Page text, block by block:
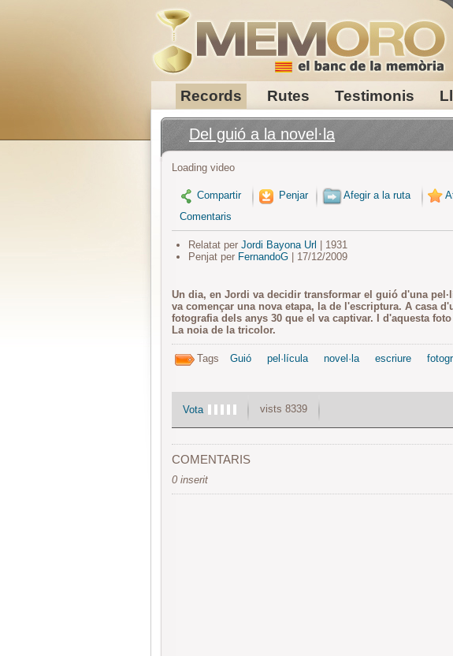
Records Rutes Testimonis
Del guió a la novel·la
Loading video
Compartir Penjar Afegir a la ruta
Comentaris
Relatat per Jordi Bayona Url
| 1931
Penjat per FernandoG| 17/12/2009
Un dia, en Jordi va decidir transformar el guió d'una
va començar una nova etapa, la de l'escriptura. A casa
fotografia dels anys 30 que el va captivar. I d'aquesta
La noia de la tricolor.
Tags Guió pel·lícula novel·la escriure
Vota vists 8339
COMENTARIS
0 inserit